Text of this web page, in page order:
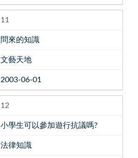
11
問來的知識
文藝天地
2003-06-01
12
小學生可以參加遊行抗議嗎?
法律知識